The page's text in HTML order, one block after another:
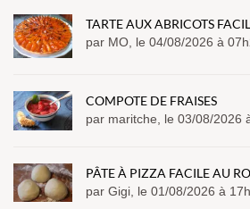
TARTE AUX ABRICOTS
par MO, le 04/08/2026 à
COMPOTE DE FRAISES
par maritche, le 03/08/2026
PÂTE À PIZZA FACILE AU
par Gigi, le 01/08/2026 à